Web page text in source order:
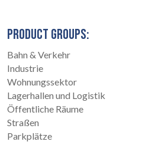
PRODUCT GROUPS:
Bahn & Verkehr
Industrie
Wohnungssektor
Lagerhallen und Logistik
Öffentliche Räume
Straßen
Parkplätze